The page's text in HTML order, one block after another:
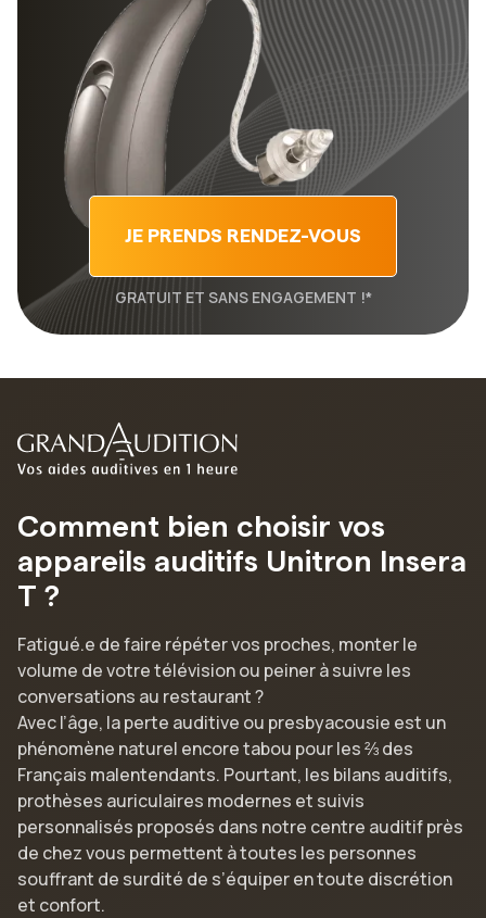
JE PRENDS RENDEZ-VOUS
GRATUIT ET SANS ENGAGEMENT !*
Comment bien choisir vos
appareils auditifs Unitron Insera
T ?
Fatigué.e de faire répéter vos proches, monter le
volume de votre télévision ou peiner à suivre les
conversations au restaurant ?
Avec l’âge, la perte auditive ou presbyacousie est un
phénomène naturel encore tabou pour les ⅔ des
Français malentendants. Pourtant, les bilans auditifs,
prothèses auriculaires modernes et suivis
personnalisés proposés dans notre centre auditif près
de chez vous permettent à toutes les personnes
souffrant de surdité de s’équiper en toute discrétion
et confort.